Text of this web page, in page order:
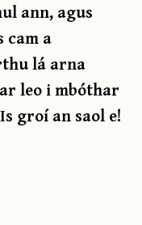
ann, agus
cam a
lá arna
leo i mbóthar
groí an saol e!